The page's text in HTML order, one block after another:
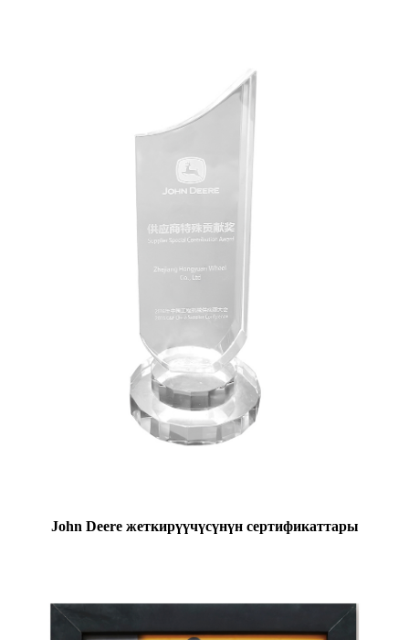
John Deere жеткирүүчүсүнүн сертификаттары